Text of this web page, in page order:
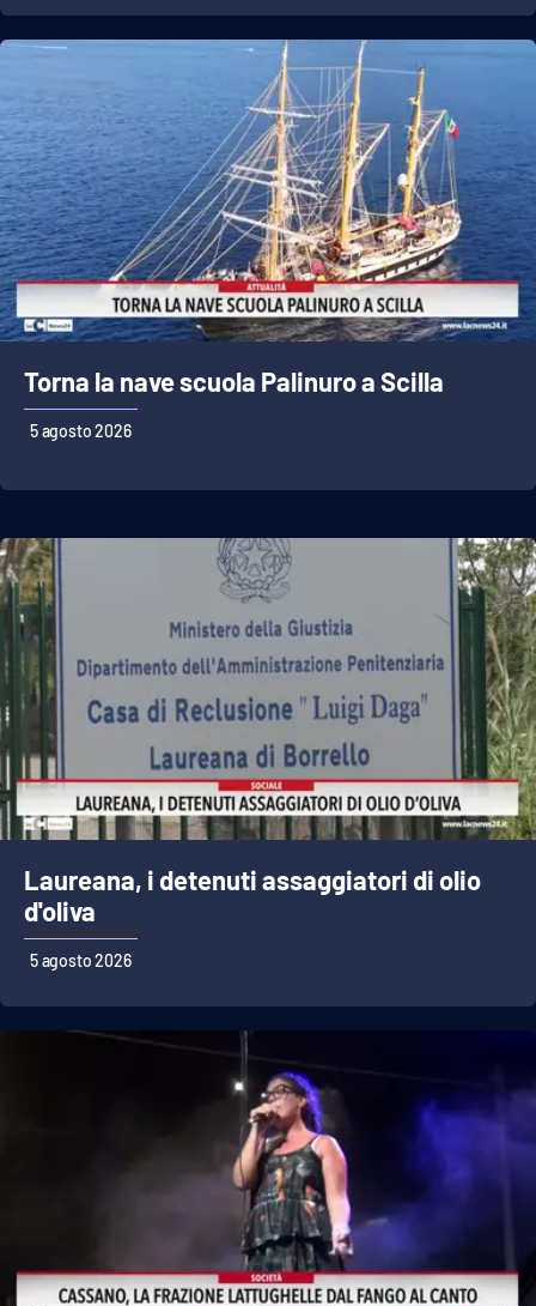
APP
Android
Apple
Torna la nave scuola Palinuro a Scilla
5 agosto 2026
Laureana, i detenuti assaggiatori di olio
d'oliva
5 agosto 2026